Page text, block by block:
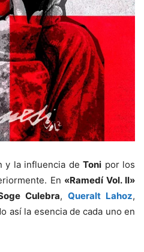
y la influencia deToni por los
En «Ramedí Vol. II»
Culebra, Queralt Lahoz,
así la esencia de cada uno en